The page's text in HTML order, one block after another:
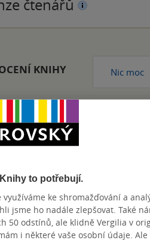
čtenářů
KNIHY Nic moc
to potřebují.
ke shromažďování a
jsme ho nadále zlepšovat. Také
50 odstínů, ale klidně Vergilia v
i některé vaše osobní údaje. Ale